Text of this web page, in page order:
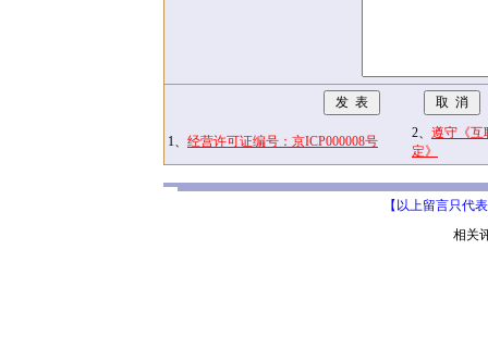
1、 经营许可证编号：京ICP000008号
2、 遵守《互
定》
【以上留言只代
相关